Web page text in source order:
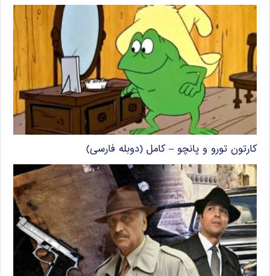
کارتون تورو و پانچو – کامل (دوبله فارسی)